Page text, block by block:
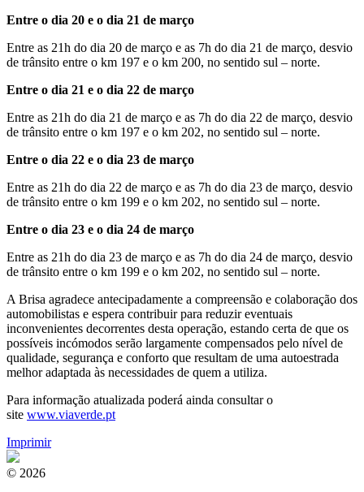
Entre o dia 20 e o dia 21 de março
Entre as 21h do dia 20 de março e as 7h do dia 21 de março, desvio
de trânsito entre o km 197 e o km 200, no sentido sul – norte.
Entre o dia 21 e o dia 22 de março
Entre as 21h do dia 21 de março e as 7h do dia 22 de março, desvio
de trânsito entre o km 197 e o km 202, no sentido sul – norte.
Entre o dia 22 e o dia 23 de março
Entre as 21h do dia 22 de março e as 7h do dia 23 de março, desvio
de trânsito entre o km 199 e o km 202, no sentido sul – norte.
Entre o dia 23 e o dia 24 de março
Entre as 21h do dia 23 de março e as 7h do dia 24 de março, desvio
de trânsito entre o km 199 e o km 202, no sentido sul – norte.
A Brisa agradece antecipadamente a compreensão e colaboração dos
automobilistas e espera contribuir para reduzir eventuais
inconvenientes decorrentes desta operação, estando certa de que os
possíveis incómodos serão largamente compensados pelo nível de
qualidade, segurança e conforto que resultam de uma autoestrada
melhor adaptada às necessidades de quem a utiliza.
Para informação atualizada poderá ainda consultar o
site www.viaverde.pt
Imprimir
© 2026